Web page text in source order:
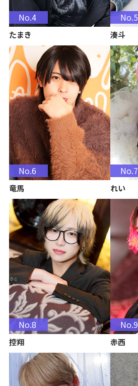
No.4
たまき
No.5
湊斗
No.6
竜馬
No.7
れい
No.8
控翔
No.9
赤西